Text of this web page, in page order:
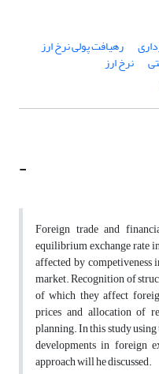
رهیافت پولی نرخ ارز
نرخ ارز
-
Foreign trade and
equilibrium exchange rate
affected by
market. Recognition of
of which they affect
prices and allocation of
planning. In this study
developments in foreign
approach will he discussed.